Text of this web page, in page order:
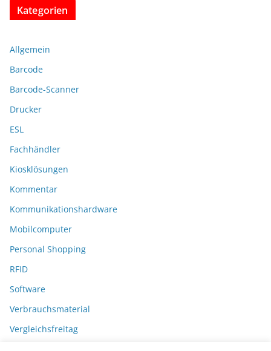
Kategorien
Allgemein
Barcode
Barcode-Scanner
Drucker
ESL
Fachhändler
Kiosklösungen
Kommentar
Kommunikationshardware
Mobilcomputer
Personal Shopping
RFID
Software
Verbrauchsmaterial
Vergleichsfreitag